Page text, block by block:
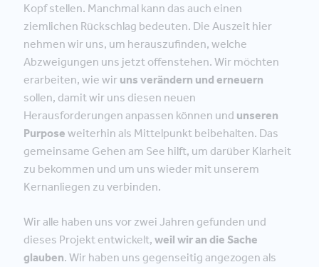
Kopf stellen. Manchmal kann das auch einen
ziemlichen Rückschlag bedeuten. Die Auszeit hier
nehmen wir uns, um herauszufinden, welche
Abzweigungen uns jetzt offenstehen. Wir möchten
erarbeiten, wie wir uns verändern und erneuern
sollen, damit wir uns diesen neuen
Herausforderungen anpassen können und unseren
Purpose weiterhin als Mittelpunkt beibehalten. Das
gemeinsame Gehen am See hilft, um darüber Klarheit
zu bekommen und um uns wieder mit unserem
Kernanliegen zu verbinden.
Wir alle haben uns vor zwei Jahren gefunden und
dieses Projekt entwickelt, weil wir an die Sache
glauben. Wir haben uns gegenseitig angezogen als